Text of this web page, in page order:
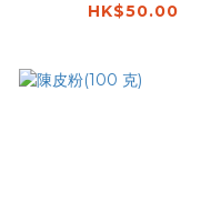
HK$50.00